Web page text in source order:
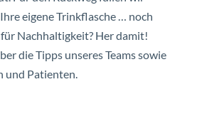
eigene Trinkflasche … noch
Nachhaltigkeit? Her damit!
die Tipps unseres Teams sowie
und Patienten.